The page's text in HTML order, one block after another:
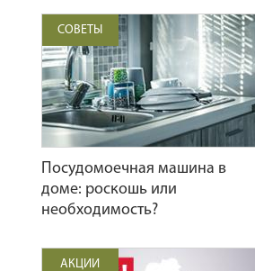
СОВЕТЫ
Посудомоечная машина в
доме: роскошь или
необходимость?
АКЦИИ